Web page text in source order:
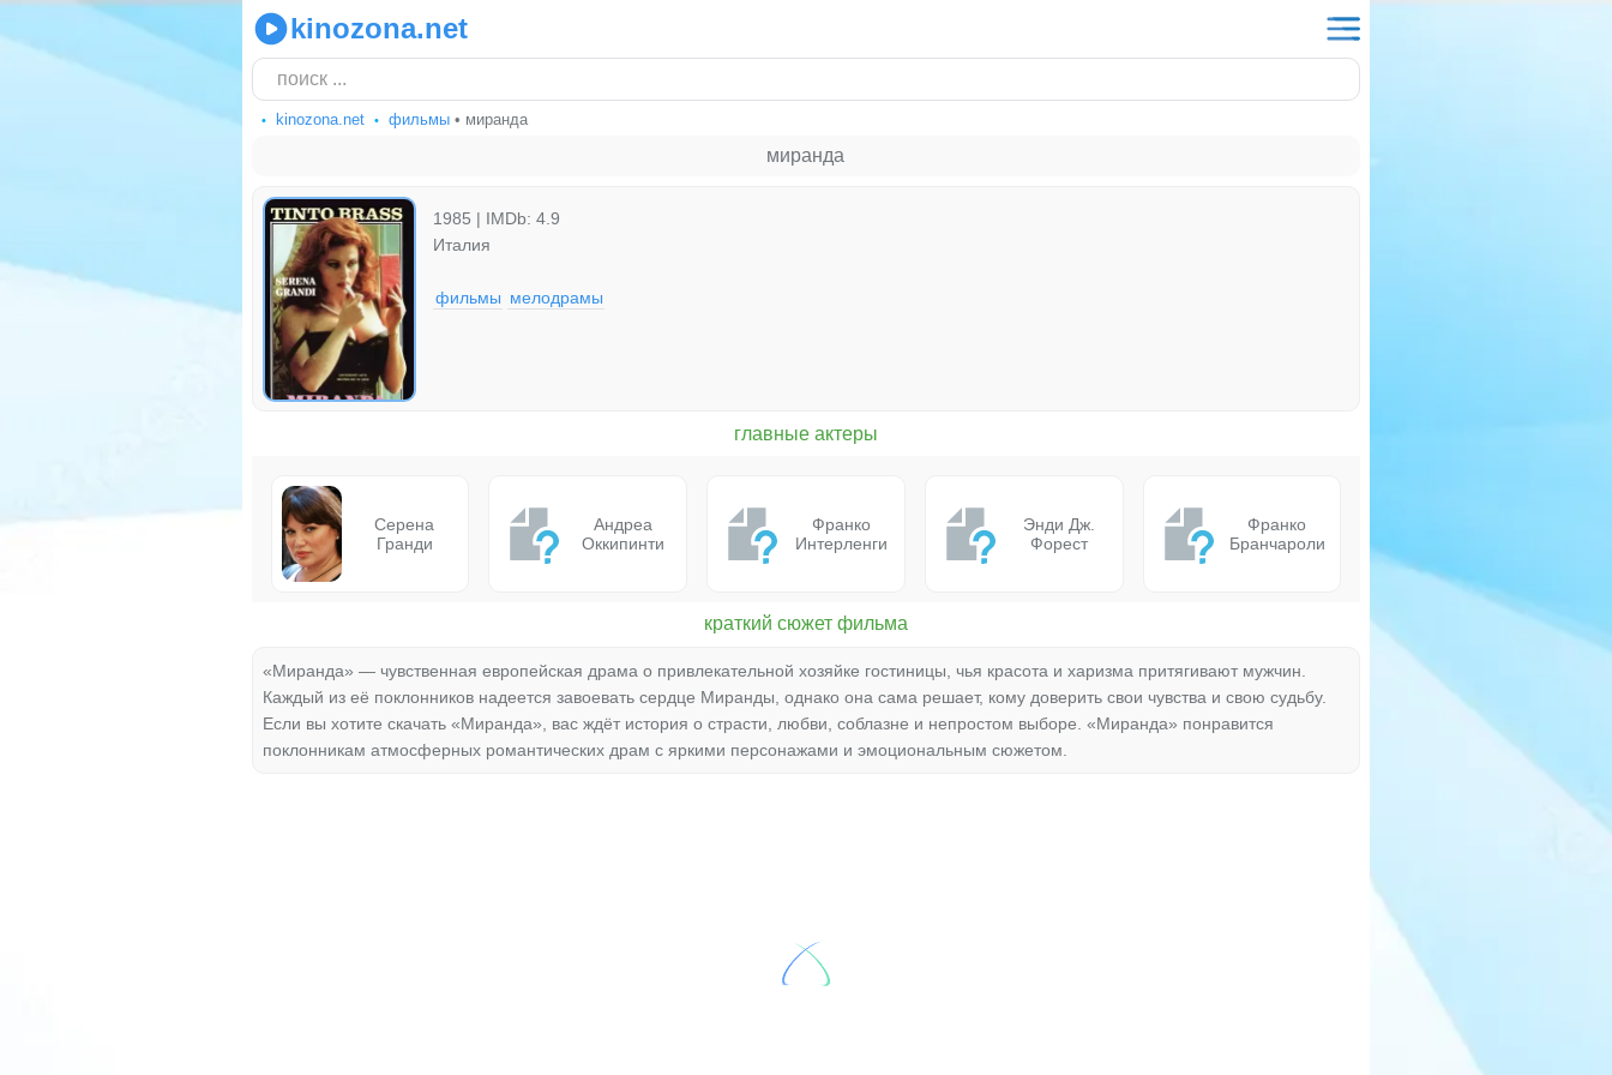
kinozona.net
kinozona.net фильмы• миранда
миранда
1985 | IMDb: 4.9
Италия
фильмы мелодрамы
главные актеры
Серена
Гранди
Андреа
Оккипинти
Франко
Интерленги
Энди Дж.
Форест
Франко
Бранчароли
краткий сюжет фильма
«Миранда» — чувственная европейская драма о привлекательной хозяйке гостиницы, чья красота и харизма притягивают мужчин.
Каждый из её поклонников надеется завоевать сердце Миранды, однако она сама решает, кому доверить свои чувства и свою судьбу.
Если вы хотите скачать «Миранда», вас ждёт история о страсти, любви, соблазне и непростом выборе. «Миранда» понравится
поклонникам атмосферных романтических драм с яркими персонажами и эмоциональным сюжетом.